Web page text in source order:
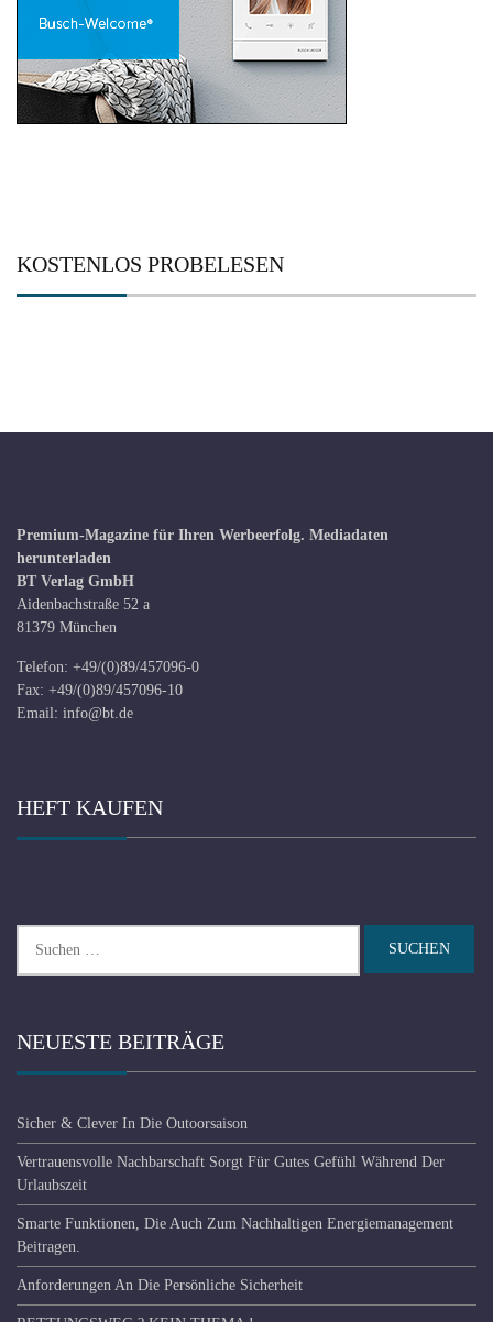
KOSTENLOS PROBELESEN
Premium-Magazine für Ihren Werbeerfolg. Mediadaten
herunterladen
BT Verlag GmbH
Aidenbachstraße 52 a
81379 München
Telefon: +49/(0)89/457096-0
Fax: +49/(0)89/457096-10
Email: info@bt.de
HEFT KAUFEN
nach:
NEUESTE BEITRÄGE
Sicher & Clever In Die Outoorsaison
Vertrauensvolle Nachbarschaft Sorgt Für Gutes Gefühl Während Der
Urlaubszeit
Smarte Funktionen, Die Auch Zum Nachhaltigen Energiemanagement
Beitragen.
Anforderungen An Die Persönliche Sicherheit